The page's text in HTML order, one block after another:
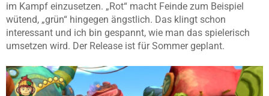
im Kampf einzusetzen. „Rot“ macht Feinde zum Beispiel
wütend, „grün“ hingegen ängstlich. Das klingt schon
interessant und ich bin gespannt, wie man das spielerisch
umsetzen wird. Der Release ist für Sommer geplant.